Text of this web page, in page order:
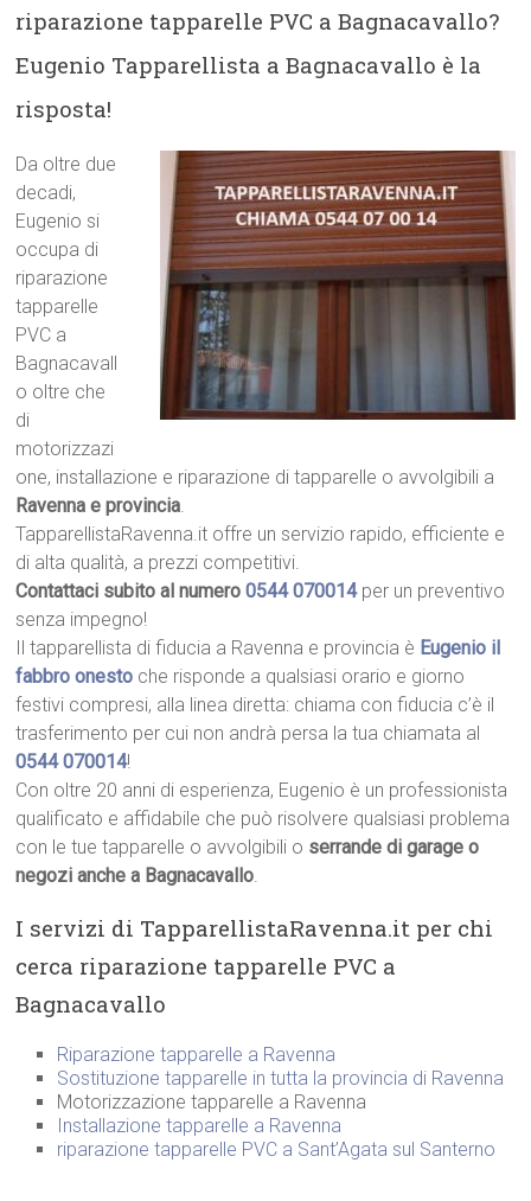
riparazione tapparelle PVC a Bagnacavallo?
Eugenio Tapparellista a Bagnacavallo è la
risposta!
Da oltre due
decadi,
Eugenio si
occupa di
riparazione
tapparelle
PVC a
Bagnacavall
o oltre che
di
motorizzazi
one, installazione e riparazione di tapparelle o avvolgibili a
Ravenna e provincia.
TapparellistaRavenna.it offre un servizio rapido, efficiente e
di alta qualità, a prezzi competitivi.
Contattaci subito al numero0544 070014per un preventivo
senza impegno!
Il tapparellista di fiducia a Ravenna e provincia è Eugenio il
fabbro onesto che risponde a qualsiasi orario e giorno
festivi compresi, alla linea diretta: chiama con fiducia c’è il
trasferimento per cui non andrà persa la tua chiamata al
0544 070014!
Con oltre 20 anni di esperienza, Eugenio è un professionista
qualificato e affidabile che può risolvere qualsiasi problema
con le tue tapparelle o avvolgibili o serrande di garage o
negozi anche a Bagnacavallo.
I servizi di TapparellistaRavenna.it per chi
cerca riparazione tapparelle PVC a
Bagnacavallo
Riparazione tapparelle a Ravenna
Sostituzione tapparelle in tutta la provincia di Ravenna
Motorizzazione tapparelle a Ravenna
Installazione tapparelle a Ravenna
riparazione tapparelle PVC a Sant’Agata sul Santerno